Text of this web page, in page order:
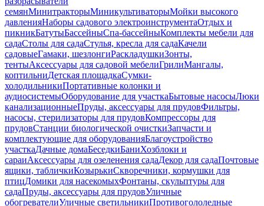
семянМинитракторыМиникультиваторыМойки высокого
давленияНаборы садового электроинструментаОтдых и
пикникБатутыБассейныСпа-бассейныКомплекты мебели для
садаСтолы для садаСтулья, кресла для садаКачели
садовыеГамаки, шезлонгиРаскладушкиЗонты,
тентыАксессуары для садовой мебелиГрилиМангалы,
коптильниДетская площадкаСумки-
холодильникиПортативные колонки и
аудиосистемыОборудование для участкаБытовые насосыЛюки
канализационныеПруды, аксессуары для прудовФильтры,
насосы, стерилизаторы для прудовКомпрессоры для
прудовСтанции биологической очисткиЗапчасти и
комплектующие для оборудованияБлагоустройство
участкаДачные домаБеседкиБаниХозблоки и
сараиАксессуары для озеленения садаДекор для садаПочтовые
ящики, табличкиКозырькиСкворечники, кормушки для
птицДомики для насекомыхФонтаны, скульптуры для
садаПруды, аксессуары для прудовУличные
обогревателиУличные светильникиПротивогололедные